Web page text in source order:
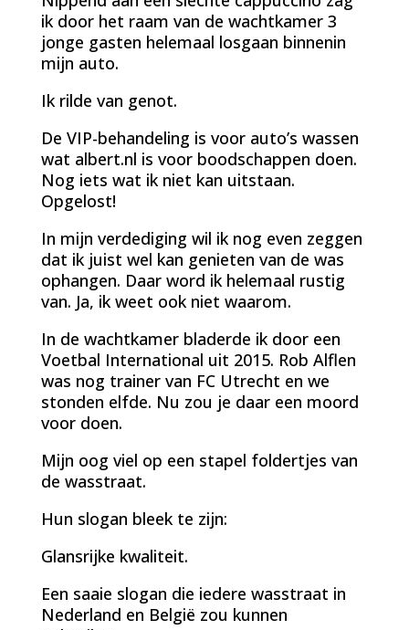
ik door het raam van de wachtkamer 3
jonge gasten helemaal losgaan binnenin
mijn auto.
Ik rilde van genot.
De VIP-behandeling is voor auto’s wassen
wat albert.nl is voor boodschappen doen.
Nog iets wat ik niet kan uitstaan.
Opgelost!
In mijn verdediging wil ik nog even zeggen
dat ik juist wel kan genieten van de was
ophangen. Daar word ik helemaal rustig
van. Ja, ik weet ook niet waarom.
In de wachtkamer bladerde ik door een
Voetbal International uit 2015. Rob Alflen
was nog trainer van FC Utrecht en we
stonden elfde. Nu zou je daar een moord
voor doen.
Mijn oog viel op een stapel foldertjes van
de wasstraat.
Hun slogan bleek te zijn:
Glansrijke kwaliteit.
Een saaie slogan die iedere wasstraat in
Nederland en België zou kunnen